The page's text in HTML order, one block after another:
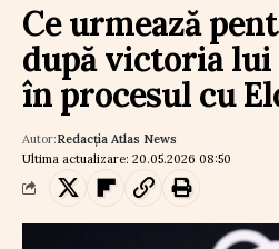
Ce urmează
după victoria lui
în procesul cu
Ultima actualizare: 20.05.2026 08:50
Autor:Redacția Atlas News